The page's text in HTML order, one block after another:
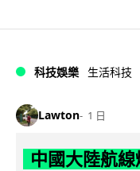
科技娛樂 生活科技
Lawton 1 日
中國大陸航